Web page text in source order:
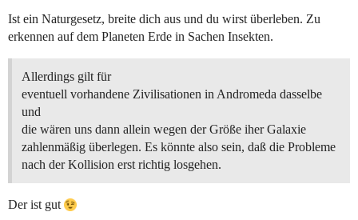
Ist ein Naturgesetz, breite dich aus und du wirst überleben. Zu
erkennen auf dem Planeten Erde in Sachen Insekten.
Allerdings gilt für
eventuell vorhandene Zivilisationen in Andromeda dasselbe
und
die wären uns dann allein wegen der Größe iher Galaxie
zahlenmäßig überlegen. Es könnte also sein, daß die Probleme
nach der Kollision erst richtig losgehen.
Der ist gut